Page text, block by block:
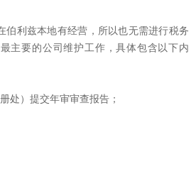
伯利兹本地有经营，所以也无需进行税务
主要的公司维护工作，具体包含以下内
处）提交年审审查报告；